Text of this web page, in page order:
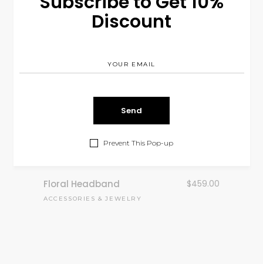
Discount
Prevent This Pop-up
Teardrop Earrings
Wedding Welcome
INVITATION & GIFTS
Floral Headband $459.00
ACCESSORIES &JEWELRY